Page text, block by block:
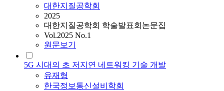
대한지질공학회
2025
대한지질공학회 학술발표회논문집
Vol.2025 No.1
원문보기
5G 시대의 초 저지연 네트워킹 기술 개발
유재형
한국정보통신설비학회